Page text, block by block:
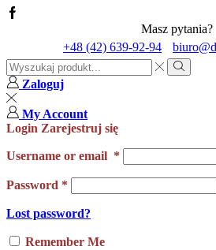
Masz pytania?
+48 (42) 639-92-94
Search
input
Search
Zaloguj
My Account
Login Zarejestruj się
Username or email *
Password *
Lost password?
Remember Me